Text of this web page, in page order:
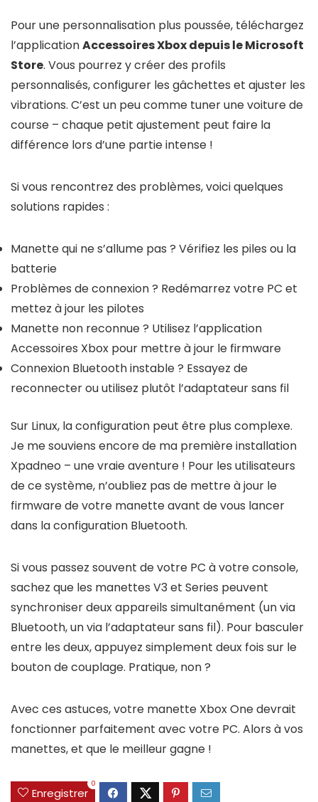
Pour une personnalisation plus poussée, téléchargez
l’applicationAccessoires Xbox depuis le Microsoft
Store. Vous pourrez y créer des profils
personnalisés, configurer les gâchettes et ajuster les
vibrations. C’est un peu comme tuner une voiture de
course – chaque petit ajustement peut faire la
différence lors d’une partie intense !
Si vous rencontrez des problèmes, voici quelques
solutions rapides :
Manette qui ne s’allume pas ? Vérifiez les piles ou la
batterie
Problèmes de connexion ? Redémarrez votre PC et
mettez à jour les pilotes
Manette non reconnue ? Utilisez l’application
Accessoires Xbox pour mettre à jour le firmware
Connexion Bluetooth instable ? Essayez de
reconnecter ou utilisez plutôt l’adaptateur sans fil
Sur Linux, la configuration peut être plus complexe.
Je me souviens encore de ma première installation
Xpadneo – une vraie aventure ! Pour les utilisateurs
de ce système, n’oubliez pas de mettre à jour le
firmware de votre manette avant de vous lancer
dans la configuration Bluetooth.
Si vous passez souvent de votre PC à votre console,
sachez que les manettes V3 et Series peuvent
synchroniser deux appareils simultanément (un via
Bluetooth, un via l’adaptateur sans fil). Pour basculer
entre les deux, appuyez simplement deux fois sur le
bouton de couplage. Pratique, non ?
Avec ces astuces, votre manette Xbox One devrait
fonctionner parfaitement avec votre PC. Alors à vos
manettes, et que le meilleur gagne !
Enregistrer
0